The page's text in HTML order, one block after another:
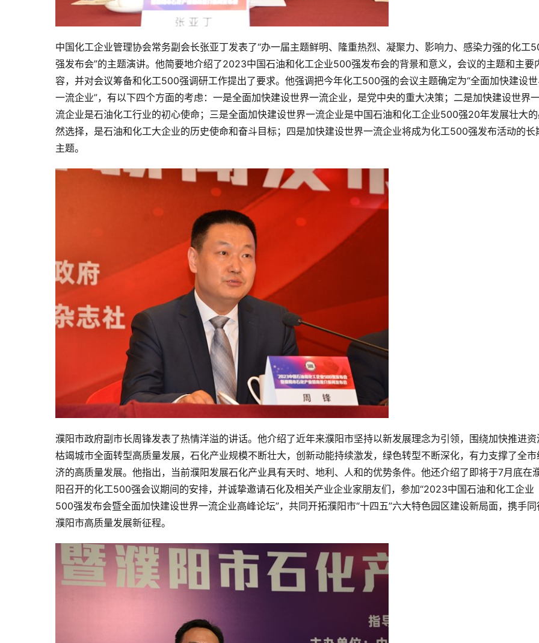
中国化工企业管理协会常务副会长张亚丁发表了“办一届主题鲜明、隆重热烈、凝聚力、影响力、感染力强的化工
强发布会”的主题演讲。他简要地介绍了2023中国石油和化工企业500强发布会的背景和意义，会议的主题和主要
容，并对会议筹备和化工500强调研工作提出了要求。他强调把今年化工500强的会议主题确定为“全面加快建设
一流企业”，有以下四个方面的考虑：一是全面加快建设世界一流企业，是党中央的重大决策；二是加快建设世界
流企业是石油化工行业的初心使命；三是全面加快建设世界一流企业是中国石油和化工企业500强20年发展壮大
然选择，是石油和化工大企业的历史使命和奋斗目标；四是加快建设世界一流企业将成为化工500强发布活动的长
主题。
濮阳市政府副市长周锋发表了热情洋溢的讲话。他介绍了近年来濮阳市坚持以新发展理念为引领，围绕加快推进资
枯竭城市全面转型高质量发展，石化产业规模不断壮大，创新动能持续激发，绿色转型不断深化，有力支撑了全市
济的高质量发展。他指出，当前濮阳发展石化产业具有天时、地利、人和的优势条件。他还介绍了即将于7月底在
阳召开的化工500强会议期间的安排，并诚挚邀请石化及相关产业企业家朋友们，参加“2023中国石油和化工企业
500强发布会暨全面加快建设世界一流企业高峰论坛”，共同开拓濮阳市“十四五”六大特色园区建设新局面，携手同
濮阳市高质量发展新征程。